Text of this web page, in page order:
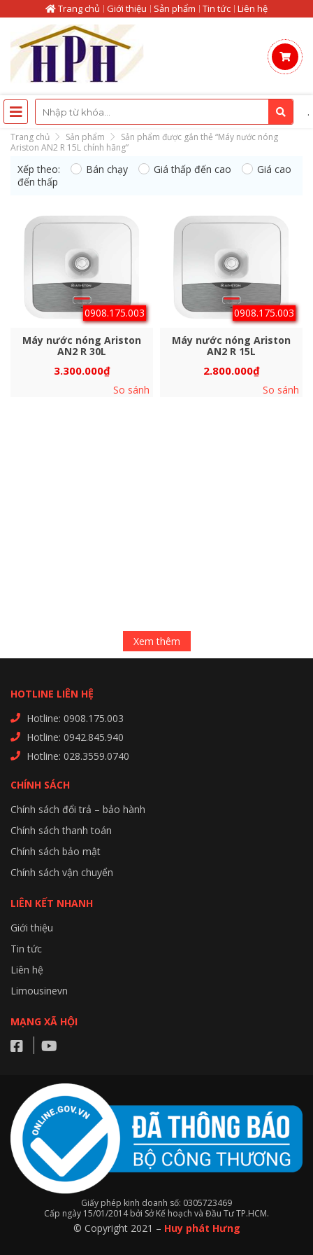
Trang chủ Giới thiệu Sản phẩm Tin tức Liên hệ
.
Trang chủ Sản phẩm
Sản phẩm được gắn thẻ “Máy nước nóng
Ariston AN2 R 15L chính hãng”
Máy nước nóng
Ariston AN2 R 15L
chính hãng
Xếp theo: Bán chạy Giá thấp đến cao
Giá cao
đến thấp
0908.175.003
Máy nước nóng Ariston
AN2 R 30L
3.300.000₫
So sánh
0908.175.003
Máy nước nóng Ariston
AN2 R 15L
2.800.000₫
So sánh
Xem thêm
HOTLINE LIÊN HỆ
Hotline: 0908.175.003
Hotline: 0942.845.940
Hotline: 028.3559.0740
CHÍNH SÁCH
Chính sách đổi trả – bảo hành
Chính sách thanh toán
Chính sách bảo mật
Chính sách vận chuyển
LIÊN KẾT NHANH
Giới thiệu
Tin tức
Liên hệ
Limousinevn
MẠNG XÃ HỘI
Giấy phép kinh doanh số: 0305723469
Cấp ngày 15/01/2014 bởi Sở Kế hoạch và Đầu Tư TP.HCM.
© Copyright 2021 – Huy phát Hưng